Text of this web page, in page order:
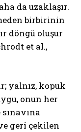
da uzaklaşır.
birbirinin
döngü oluşur
et al.,
yalnız, kopuk
onun her
geri çekilen